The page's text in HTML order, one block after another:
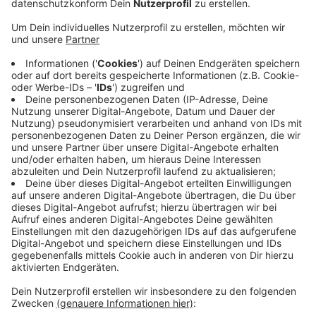
Anzeige
Die Stimmung bei den Bauern ist so schlecht wie lange
nicht mehr, sagt Paul Küskens von der
Kreisbauernschaft Krefeld-Viersen. Manche der
Regeln im Klimaschutzkonzept des Bundes würden
einer Enteignung gleichkommen - dagegen
protestieren die Landwirte. Sie wollen in den
Klimaschutz eingebunden werden - zu fairen Preisen.
Beispielsweise könnte es eine Pauschale für
Blühwiesen geben, meint Küskens. Dann wären sicher
viele Bauern bereit, Land für Insekten und Wildblumen
zur Verfügung zu stellen.